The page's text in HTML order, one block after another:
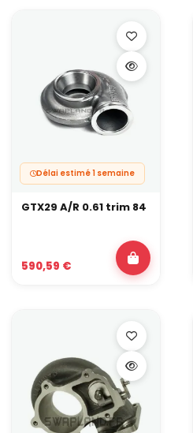
Oui, à condition de rester sur une
votre série de turbo (GTX, G-Series,
de votre collecteur. Vérifiez toujours
sortie, et prévoyez les adaptations
de vous lancer dans la modification.
Délai estimé 1 semaine
GTX29 A/R 0.61 trim 84
590,59 €